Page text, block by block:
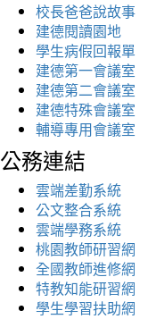
校長爸爸說故事
建德閱讀園地
學生病假回報單
建德第一會議室
建德第二會議室
建德特殊會議室
輔導專用會議室
公務連結
雲端差勤系統
公文整合系統
雲端學務系統
桃園教師研習網
全國教師進修網
特教知能研習網
學生學習扶助網